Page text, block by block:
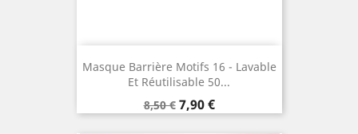
Masque Barrière Motifs 16 - Lavable
Et Réutilisable 50...
Prix
de
8,50 € Prix
7,90 €